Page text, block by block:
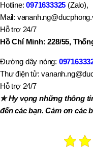
Hotline:0971633325 (Zalo),
Mail:
Hỗ trợ 24/7
Hồ Chí Minh: 228/55,
Đường dây nóng:
Thư điện tử:
Hỗ trợ 24/7
✯ Hy vọng những thông
đến các bạn. Cảm ơn các